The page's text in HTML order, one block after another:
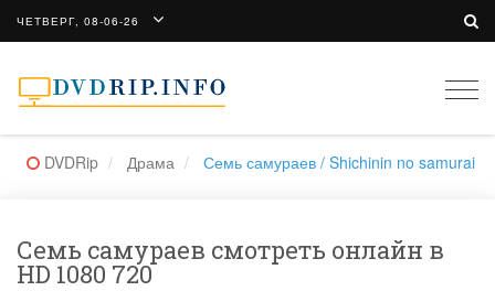
ЧЕТВЕРГ, 08-06-26
DVDRip Драма Семь самураев / Shichinin no samurai
Семь самураев смотреть онлайн в
HD 1080 720